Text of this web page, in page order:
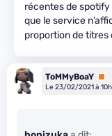
récentes de
que le service
proportion de titres
ToMMyBoaY
Le 23/02/2021 à